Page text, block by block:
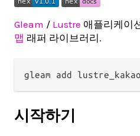
Gleam / Lustre 애플리케이
맵 래퍼 라이브러리.
시작하기